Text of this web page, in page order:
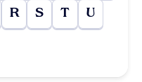
R S T U